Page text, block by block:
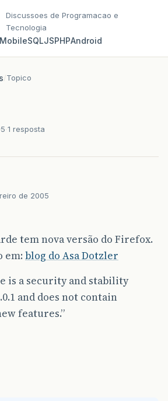
Discussoes de Programacao e
Tecnologia
MobileSQLJSPHPAndroid
/Topico
1 resposta
de 2005
tem nova versão do Firefox.
em: blog do Asa Dotzler
is a security and stability
and does not contain
features.”